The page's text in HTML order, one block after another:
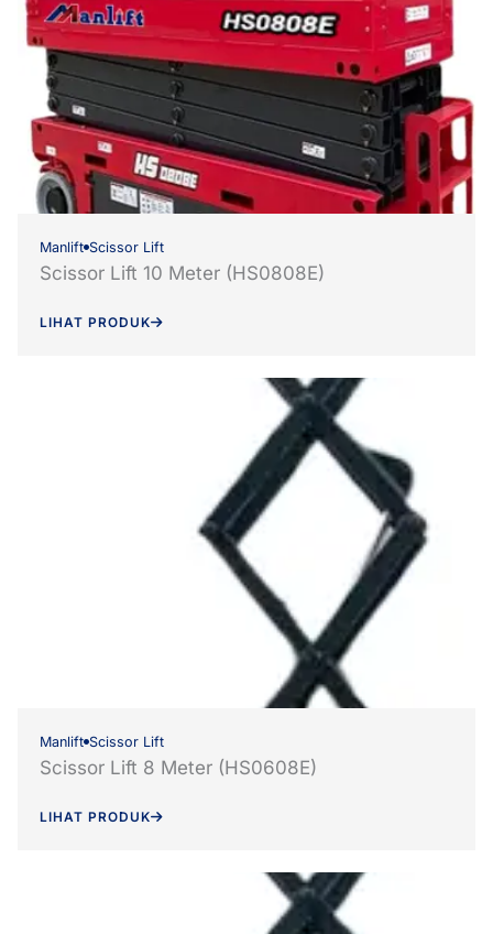
Manlift Scissor Lift
Scissor Lift 10 Meter (HS0808E)
LIHAT PRODUK
Manlift Scissor Lift
Scissor Lift 8 Meter (HS0608E)
LIHAT PRODUK